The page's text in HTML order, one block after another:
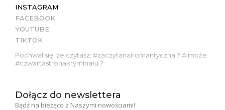
INSTAGRAM
FACEBOOK
YOUTUBE
TIKTOK
Pochwal się, że czytasz: #zaczytanairomantyczna ? A może
#czwartastronakryminału ?
Dołącz do newslettera
Bądź na bieżąco z Naszymi nowościami!